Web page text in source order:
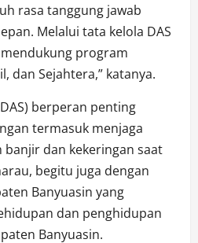
rasa tanggung jawab
Melalui tata kelola DAS
program
dan Sejahtera,” katanya.
berperan penting
termasuk menjaga
banjir dan kekeringan saat
begitu juga dengan
Banyuasin yang
dan penghidupan
Banyuasin.